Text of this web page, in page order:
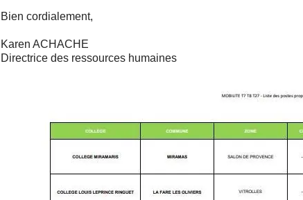
Bien cordialement,
Karen ACHACHE
Directrice des ressources humaines